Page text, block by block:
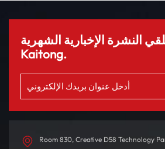
النشرة الإخبارية الشهرية
Kaitong.
Room 830, Creative D58 Technology